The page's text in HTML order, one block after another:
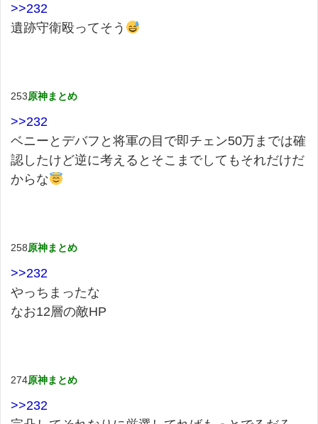
>>232
遺跡守衛殴ってそう
253原神まとめ
>>232
ベニーとデバフと将軍の目で即チェン50万までは確
認したけど逆に考えるとそこまでしてもそれだけだ
からな
258原神まとめ
>>232
やっちまったな
なお12層の敵HP
274原神まとめ
>>232